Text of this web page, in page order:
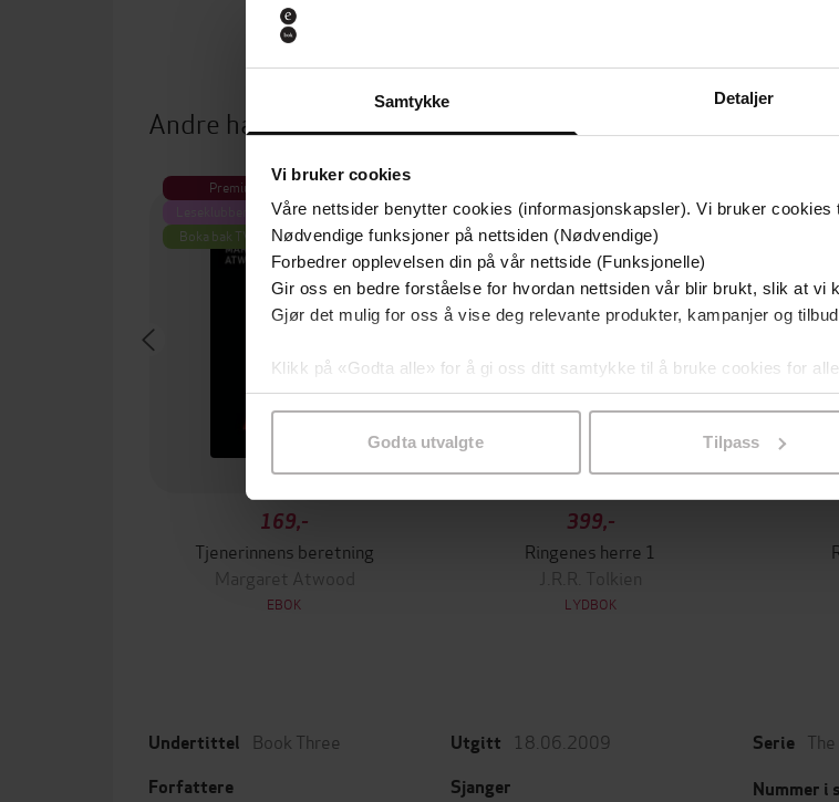
Samtykke Detaljer
Vi bruker cookies
Våre nettsider benytter cookies (informasjonskapsler). Vi bruker cookies
Nødvendige funksjoner på nettsiden (Nødvendige)
Forbedrer opplevelsen din på vår nettside (Funksjonelle)
Gir oss en bedre forståelse for hvordan nettsiden vår blir brukt, slik at vi
Gjør det mulig for oss å vise deg relevante produkter, kampanjer og
Klikk på «Godta alle» for å gi oss ditt samtykke til å bruke cookies for
samtykke til spesifikke formål ved å klikke på «Tilpass». Du kan når
Godta utvalgte Tilpass
Andre har også kjøpt
Premium
Leseklubben på NRK
Boka bak TV-serien
169,-
Tjenerinnens beretning
Margaret Atwood
EBOK
399,-
Ringenes herre 1
J.R.R. Tolkien
LYDBOK
Undertittel Book Three
Forfattere
Utgitt 18.06.2009
Sjanger
Serie
Nummer i